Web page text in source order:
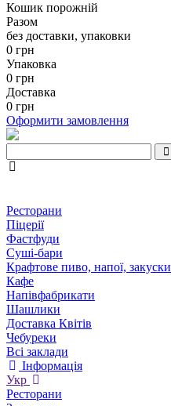
Кошик порожній
Разом
без доставки, упаковки
0 грн
Упаковка
0 грн
Доставка
0 грн
Оформити замовлення
Ресторани
Піцерії
Фастфуди
Суші-бари
Крафтове пиво, напої, закуски
Кафе
Напівфабрикати
Шашлики
Доставка Квітів
Чебуреки
Всі заклади
Інформація
Укр
Ресторани